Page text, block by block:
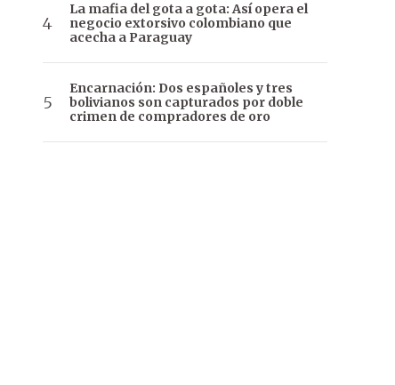
La mafia del gota a gota: Así opera el
negocio extorsivo colombiano que
acecha a Paraguay
Encarnación: Dos españoles y tres
bolivianos son capturados por doble
crimen de compradores de oro